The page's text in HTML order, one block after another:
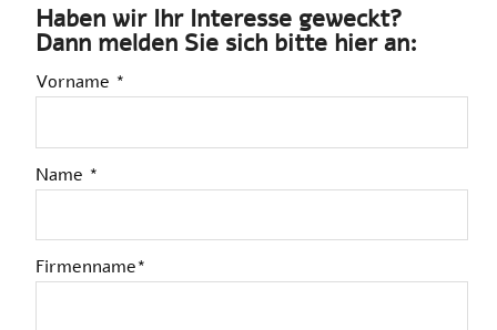
Haben wir Ihr Interesse geweckt?
Dann melden Sie sich bitte hier an:
Vorname *
Name *
Firmenname*